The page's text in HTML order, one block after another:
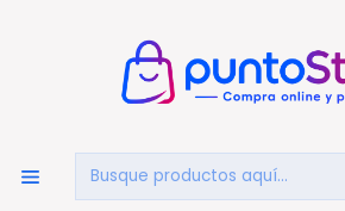
PUNTO GAMER Consolas y
Batería Recargable Interna Para